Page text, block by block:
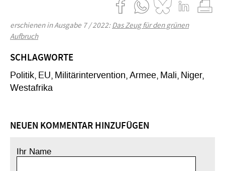
erschienen in Ausgabe 7 / 2022:Das Zeug für den grünen
Aufbruch
SCHLAGWORTE
Politik EU Militärintervention Armee Mali Niger
Westafrika
NEUEN KOMMENTAR HINZUFÜGEN
Ihr Name